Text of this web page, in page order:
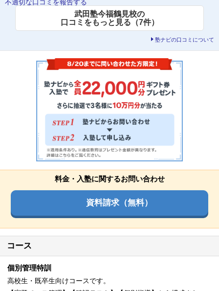
不適切な口コミを報告する
武田塾今福鶴見校の
口コミをもっと見る（7件）
塾ナビの口コミについて
料金・入塾に関するお問い合わせ
資料請求（無料）
コース
個別管理特訓
高校生・既卒生向けコースです。